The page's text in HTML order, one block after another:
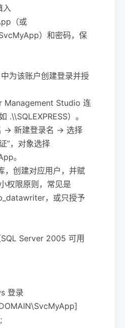
入
（或
）和密码，保
为该账户创建登录并授
Management Studio 连
.\\SQLEXPRESS）。
-> 新建登录名 -> 选择
”，对象选择
。
，创建对应用户，并赋
权限原则，常见是
，或只授予
Server 2005 可用
登录